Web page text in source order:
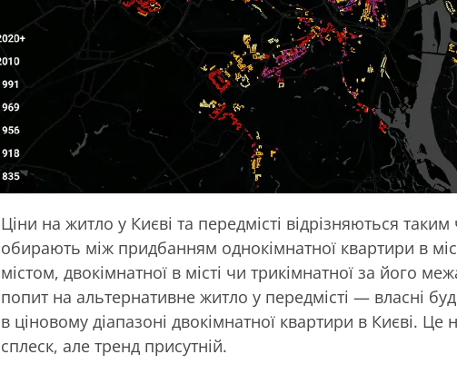
Ціни на житло у Києві та передмісті відрізняються
обирають між придбанням однокімнатної квартири в
містом, двокімнатної в місті чи трикімнатної за його
попит на альтернативне житло у передмісті — власні
в ціновому діапазоні двокімнатної квартири в Києві.
сплеск, але тренд присутній.